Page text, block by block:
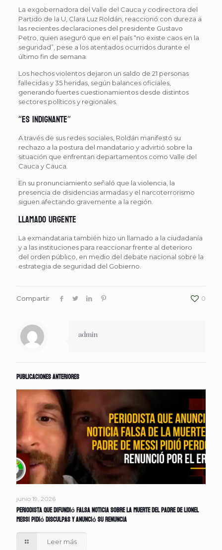
La exgobernadora del Valle del Cauca y codirectora del
Partido de la U, Clara Luz Roldán, reaccionó con dureza a
las recientes declaraciones del presidente Gustavo
Petro, quien aseguró que en el país “no existe caos en la
seguridad”, pese a los atentados ocurridos durante el
último fin de semana.
Los hechos violentos dejaron un saldo de 21 personas
fallecidas y 35 heridas, según balances oficiales,
generando fuertes cuestionamientos desde distintos
sectores políticos y regionales.
“Es indignante”
A través de sus redes sociales, Roldán manifestó su
rechazo a la postura del mandatario y advirtió sobre la
situación que enfrentan departamentos como Valle del
Cauca y Cauca.
En su pronunciamiento señaló que la violencia, la
presencia de disidencias armadas y el narcoterrorismo
siguen afectando gravemente a la región.
Llamado urgente
La exmandataria también hizo un llamado a la ciudadanía
y a las instituciones para reaccionar frente al deterioro
del orden público, en medio del debate nacional sobre la
estrategia de seguridad del Gobierno.
Compartir 0
admin
Publicaciones anteriores
junio 19, 2026
Periodista que difundió falsa noticia sobre la muerte del padre de Lionel
Messi pidió disculpas y anunció su renuncia
Leer más